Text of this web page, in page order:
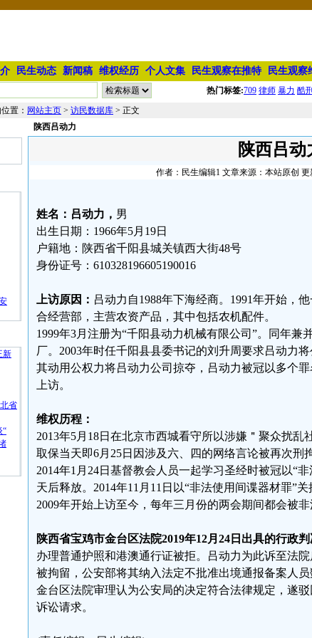
民生动态 新闻稿 维权经历 个人文集 民生观察在推特 民生观察
热门标签:709 律师 暴力 酷
置： 网站主页 > 访民数据库 > 正文
新
省
“
陕西吕动力
陕西吕动
作者：民生编辑1 文章来源：本站原创 更
姓名：吕动力， 男
出生日期：1966年5月19日
户籍地：陕西省千阳县城关镇西大街48号
身份证号：610328196605190016
上访原因： 吕动力自1988年下海经商。1991年开始，
合经营部，主营农资产品，其中包括农机配件。
1999年3月注册为“千阳县动力机械有限公司”。同年
厂。2003年时任千阳县县委书记的刘升周要求吕动力
其动用公权力将吕动力公司掠夺，吕动力被冠以多个
上访。
维权历程：
2013年5月18日在北京市西城看守所以涉嫌＂聚众扰乱
取保当天即6月25日因涉及六、四的网络言论被再次刑
2014年1月24日基督教会人员一起学习圣经时被冠以“
天后释放。2014年11月11日以“非法使用间谍器材罪”
2009年开始上访至今，每年三月份的两会期间都会被
陕西省宝鸡市金台区法院2019年12月24日出具的行政判
办理普通护照和港澳通行证被拒。吕动力为此诉至法
被拘留，公安部将其纳入法定不批准出境通报备案人
金台区法院审理认为公安局的决定符合法律规定，遂
诉讼请求。